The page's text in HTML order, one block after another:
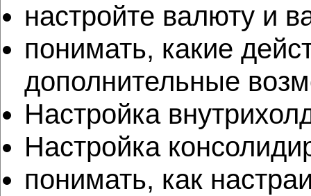
настройте валюту и
понимать, какие
дополнительные
Настройка
Настройка
понимать, как